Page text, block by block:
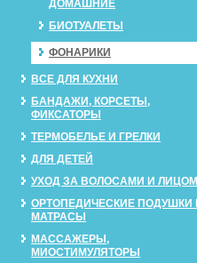
ДОМАШНИЕ
БИОТУАЛЕТЫ
ФОНАРИКИ
ВСЕ ДЛЯ КУХНИ
БАНДАЖИ, КОРСЕТЫ,
ФИКСАТОРЫ
ТЕРМОБЕЛЬЕ И ГРЕЛКИ
ДЛЯ ДЕТЕЙ
УХОД ЗА ВОЛОСАМИ И ЛИЦОМ
ОРТОПЕДИЧЕСКИЕ ПОДУШКИ
МАТРАСЫ
МАССАЖЕРЫ,
МИОСТИМУЛЯТОРЫ